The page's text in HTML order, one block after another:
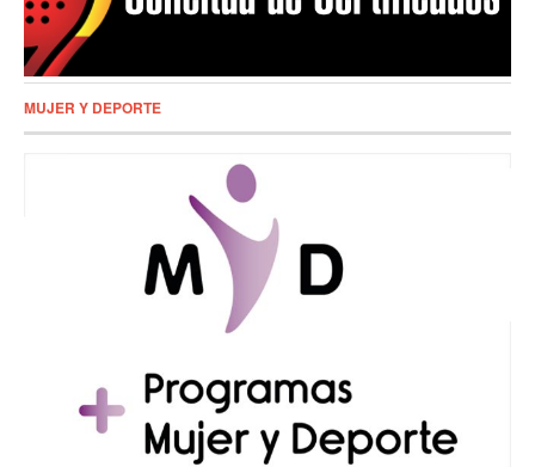
MUJER Y DEPORTE